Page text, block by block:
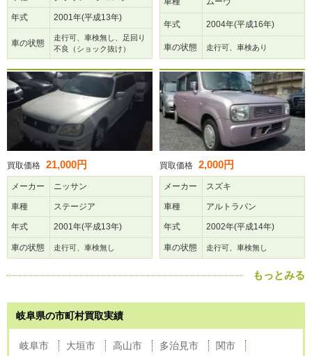
年式 2001年(平成13年)
車の状態
走行可、車検無し、足回り
不良（ショック抜け）
年式 2004年(平成16年)
車の状態 走行可、車検あり
買取価格 21,000円
メーカー ニッサン
車種 ステージア
年式 2001年(平成13年)
車の状態 走行可、車検無し
買取価格 2,000円
メーカー スズキ
車種 アルトラパン
年式 2002年(平成14年)
車の状態 走行可、車検無し
もっとみる
岐阜県の市町村買取実績
岐阜市 大垣市 高山市 多治見市 関市